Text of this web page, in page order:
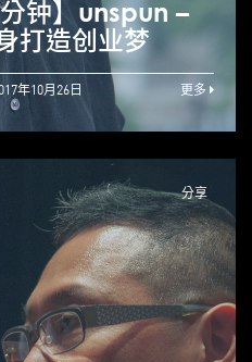
钟】unspun –
打造创业梦
年10月26日 更多
分享